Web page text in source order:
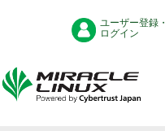
ユーザー登録・
ログイン